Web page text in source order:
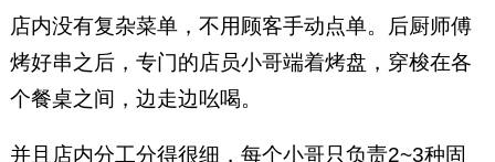
店内没有复杂菜单，不用顾客手动点单。后厨师傅
烤好串之后，专门的店员小哥端着烤盘，穿梭在各
个餐桌之间，边走边吆喝。
并且店内分工分得很细，每个小哥只负责2~3种固